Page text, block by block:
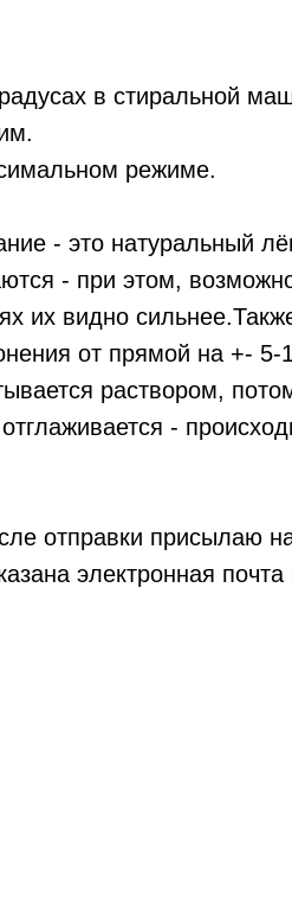
в стиральной
режиме.
- это натуральный
- при этом,
их видно
от прямой на +- 5-
раствором,
-
отправки присылаю
электронная